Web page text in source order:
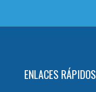
ENLACES RÁPIDOS